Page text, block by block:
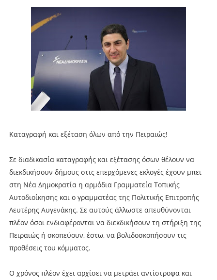
Καταγραφή και εξέταση όλων από την Πειραιώς!
Σε διαδικασία καταγραφής και εξέτασης όσων θέλουν να
διεκδικήσουν δήµους στις επερχόµενες εκλογές έχουν µπει
στη Νέα ∆ηµοκρατία η αρµόδια Γραµµατεία Τοπικής
Αυτοδιοίκησης και ο γραµµατέας της Πολιτικής Επιτροπής
Λευτέρης Αυγενάκης. Σε αυτούς άλλωστε απευθύνονται
πλέον όσοι ενδιαφέρονται να διεκδικήσουν τη στήριξη της
Πειραιώς ή σκοπεύουν, έστω, να βολιδοσκοπήσουν τις
προθέσεις του κόµµατος.
Ο χρόνος πλέον έχει αρχίσει να µετράει αντίστροφα και